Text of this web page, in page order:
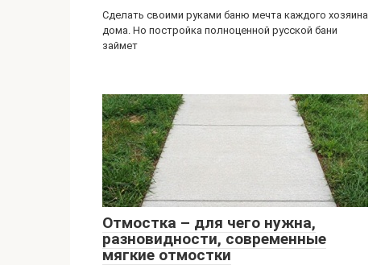
Сделать своими руками баню мечта каждого хозяина
дома. Но постройка полноценной русской бани
займет
Отмостка – для чего нужна,
разновидности, современные
мягкие отмостки